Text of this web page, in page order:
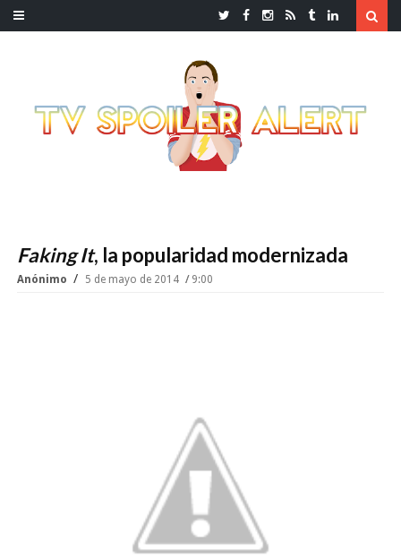
Faking It, la popularidad modernizada
Anónimo 5 de mayo de 2014 9:00